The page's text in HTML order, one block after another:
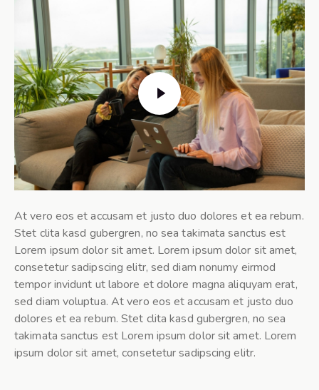
At vero eos et accusam et justo duo dolores et ea rebum.
Stet clita kasd gubergren, no sea takimata sanctus est
Lorem ipsum dolor sit amet. Lorem ipsum dolor sit amet,
consetetur sadipscing elitr, sed diam nonumy eirmod
tempor invidunt ut labore et dolore magna aliquyam erat,
sed diam voluptua. At vero eos et accusam et justo duo
dolores et ea rebum. Stet clita kasd gubergren, no sea
takimata sanctus est Lorem ipsum dolor sit amet. Lorem
ipsum dolor sit amet, consetetur sadipscing elitr.